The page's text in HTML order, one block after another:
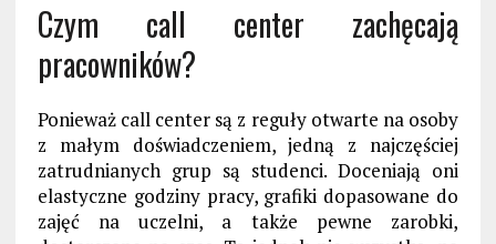
Czym call center zachęcają
pracowników?
Ponieważ call center są z reguły otwarte na osoby
z małym doświadczeniem, jedną z najczęściej
zatrudnianych grup są studenci. Doceniają oni
elastyczne godziny pracy, grafiki dopasowane do
zajęć na uczelni, a także pewne zarobki,